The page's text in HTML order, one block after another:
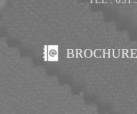
BROCHURE